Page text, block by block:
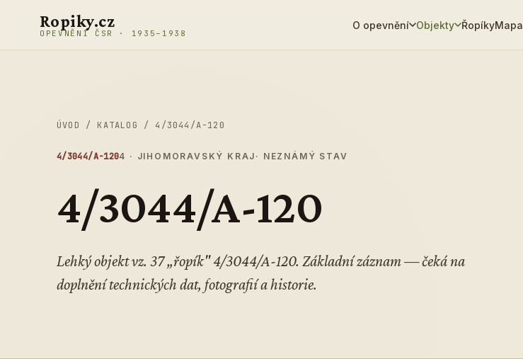
Ropiky.cz
OPEVNĚNÍ ČSR · 1935–1938
O opevnění Objekty ŘopíkyMapa
ÚVOD / KATALOG / 4/3044/A-120
4/3044/A-1204 · JIHOMORAVSKÝ KRAJ · NEZNÁMÝ STAV
4/3044/A-120
Lehký objekt vz. 37 „řopík" 4/3044/A-120. Základní záznam — čeká na
doplnění technických dat, fotografií a historie.